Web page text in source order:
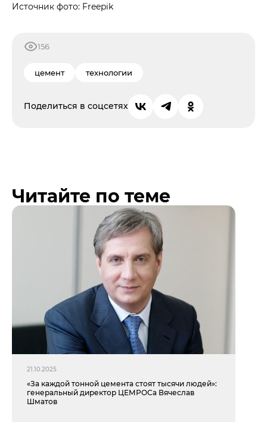
Источник фото: Freepik
156
цемент технологии
Поделиться в соцсетях
Читайте по теме
21.10.2025
«За каждой тонной цемента стоят тысячи людей»:
генеральный директор ЦЕМРОСа Вячеслав
Шматов